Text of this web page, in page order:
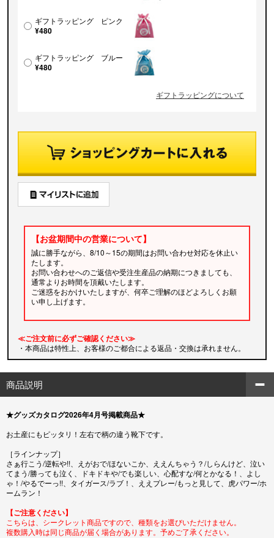
ギフトラッピング ピンク
¥480
ギフトラッピング ブルー
¥480
ギフトラッピングについて
【お盆期間中の営業について】
誠に勝手ながら、8/10～15の期間はお問い合わせ対応を休止い
たします。
お問い合わせへのご返信や受注生産品の納期につきましても、
通常よりお時間を頂戴いたします。
ご迷惑をおかけいたしますが、何卒ご理解のほどよろしくお願
い申し上げます。
≪ご注文前に必ずご確認ください≫
・本商品は特性上、お客様のご都合による返品・交換は承れません。
商品説明
★グッズカタログ2026年4月号掲載商品★
お土産にもピッタリ！左右で柄の違う靴下です。
［ラインナップ］
さぁ行こう/逆転や!!、えがおで/ほないこか、ええんちゃう？/しらんけど、泣い
てまう/勝っても泣く、ドキドキや/でも楽しい、心配すな/何とかなる！、よし
ゃ！/やるでーっ!!、タイガース/ラブ！、ええプレー/もっと見して、虎パワー/ホ
ームラン！
【ご注意ください】
こちらは、シークレット商品ですので、種類をお選びいただけません。
複数購入時は同じ商品が届く場合があります。予めご了承ください。